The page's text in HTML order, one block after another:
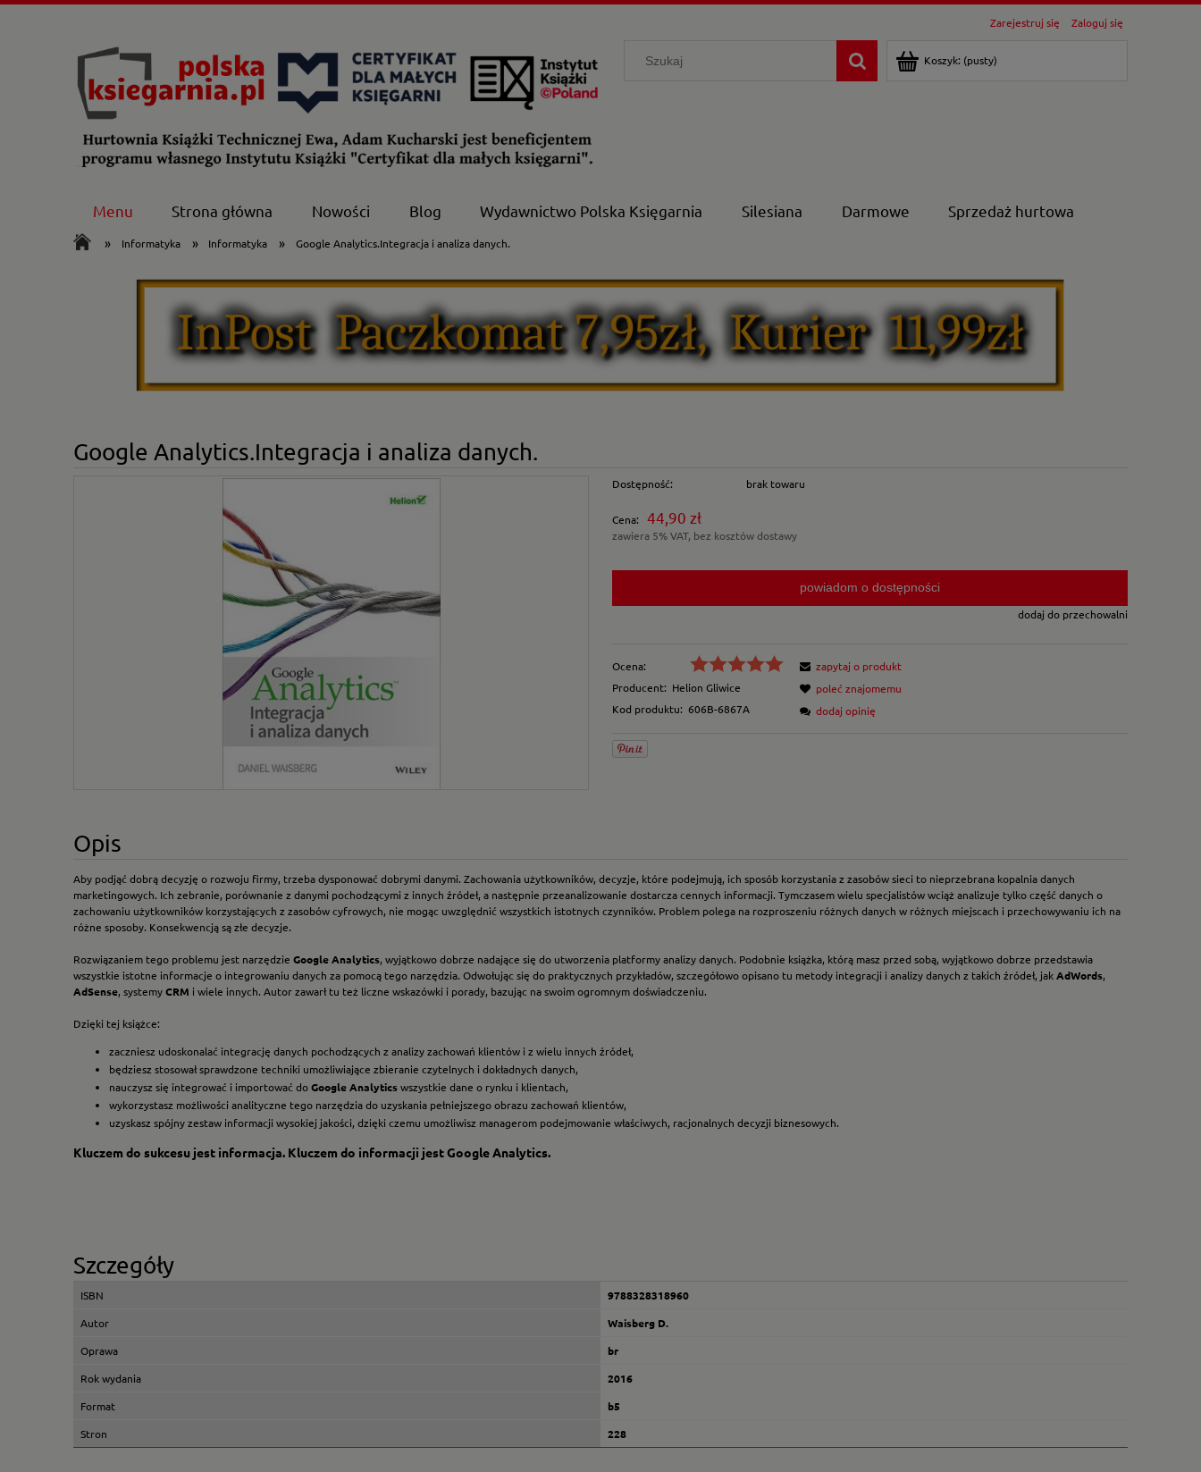
Zarejestruj się Zaloguj się
Koszyk: (pusty)
Menu Strona główna Nowości Blog Wydawnictwo Polska Księgarnia Silesiana Darmowe Sprzedaż hurtowa
» Informatyka » Informatyka » Google Analytics.Integracja i analiza danych.
Google Analytics.Integracja i analiza danych.
Dostępność: brak towaru
Cena: 44,90 zł
zawiera 5% VAT, bez kosztów dostawy
powiadom o dostępności
dodaj do przechowalni
Ocena:
Producent: Helion Gliwice
Kod produktu: 606B-6867A
zapytaj o produkt
poleć znajomemu
dodaj opinię
Opis
Aby podjąć dobrą decyzję o rozwoju firmy, trzeba dysponować dobrymi danymi. Zachowania użytkowników, decyzje, które podejmują, ich sposób korzystania z zasobów sieci to nieprzebrana kopalnia danych
marketingowych. Ich zebranie, porównanie z danymi pochodzącymi z innych źródeł, a następnie przeanalizowanie dostarcza cennych informacji. Tymczasem wielu specjalistów wciąż analizuje tylko część danych o
zachowaniu użytkowników korzystających z zasobów cyfrowych, nie mogąc uwzględnić wszystkich istotnych czynników. Problem polega na rozproszeniu różnych danych w różnych miejscach i przechowywaniu ich na
różne sposoby. Konsekwencją są złe decyzje.
Rozwiązaniem tego problemu jest narzędzie Google Analytics, wyjątkowo dobrze nadające się do utworzenia platformy analizy danych. Podobnie książka, którą masz przed sobą, wyjątkowo dobrze przedstawia
wszystkie istotne informacje o integrowaniu danych za pomocą tego narzędzia. Odwołując się do praktycznych przykładów, szczegółowo opisano tu metody integracji i analizy danych z takich źródeł, jakAdWords,
AdSense, systemyCRM i wiele innych. Autor zawarł tu też liczne wskazówki i porady, bazując na swoim ogromnym doświadczeniu.
Dzięki tej książce:
zaczniesz udoskonalać integrację danych pochodzących z analizy zachowań klientów i z wielu innych źródeł,
będziesz stosował sprawdzone techniki umożliwiające zbieranie czytelnych i dokładnych danych,
nauczysz się integrować i importować doGoogle Analyticswszystkie dane o rynku i klientach,
wykorzystasz możliwości analityczne tego narzędzia do uzyskania pełniejszego obrazu zachowań klientów,
uzyskasz spójny zestaw informacji wysokiej jakości, dzięki czemu umożliwisz managerom podejmowanie właściwych, racjonalnych decyzji biznesowych.
Kluczem do sukcesu jest informacja. Kluczem do informacji jestGoogle Analytics.
Szczegóły
ISBN
9788328318960
Autor
Waisberg D.
Oprawa
br
Rok wydania
2016
Format
b5
Stron
228